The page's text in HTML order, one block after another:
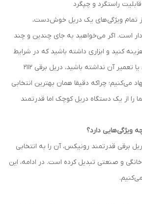
راستگرد و چپگرد
رونیکس از تمام ویژگی‌های یک دریل خوش‌دست،
است. اگر می‌خواهید به جای چندین و چند
کنید و ابزاری داشته باشید که در شرایط
مختلف نیازی به تعویض یا تعمیر آن نداشته باشید، دریل برقی 2112
می‌کنیم؛ چراکه دقیقا همان بهترین انتخابی
را از یک دستگاه دریل کوچک اما قدرتمند
برقی قدرتمند رونیکس، آن را به انتخابی
خانگی و صنعتی تبدیل کرده است. در ادامه، این